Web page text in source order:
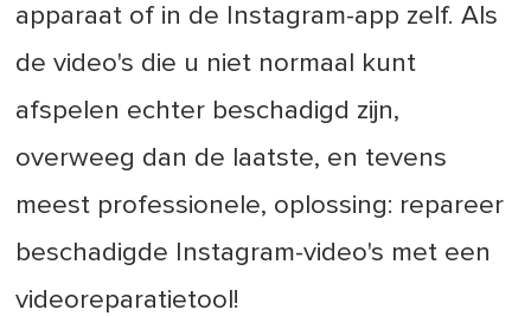
apparaat of in de Instagram-app zelf. Als
de video's die u niet normaal kunt
afspelen echter beschadigd zijn,
overweeg dan de laatste, en tevens
meest professionele, oplossing: repareer
beschadigde Instagram-video's met een
videoreparatietool!